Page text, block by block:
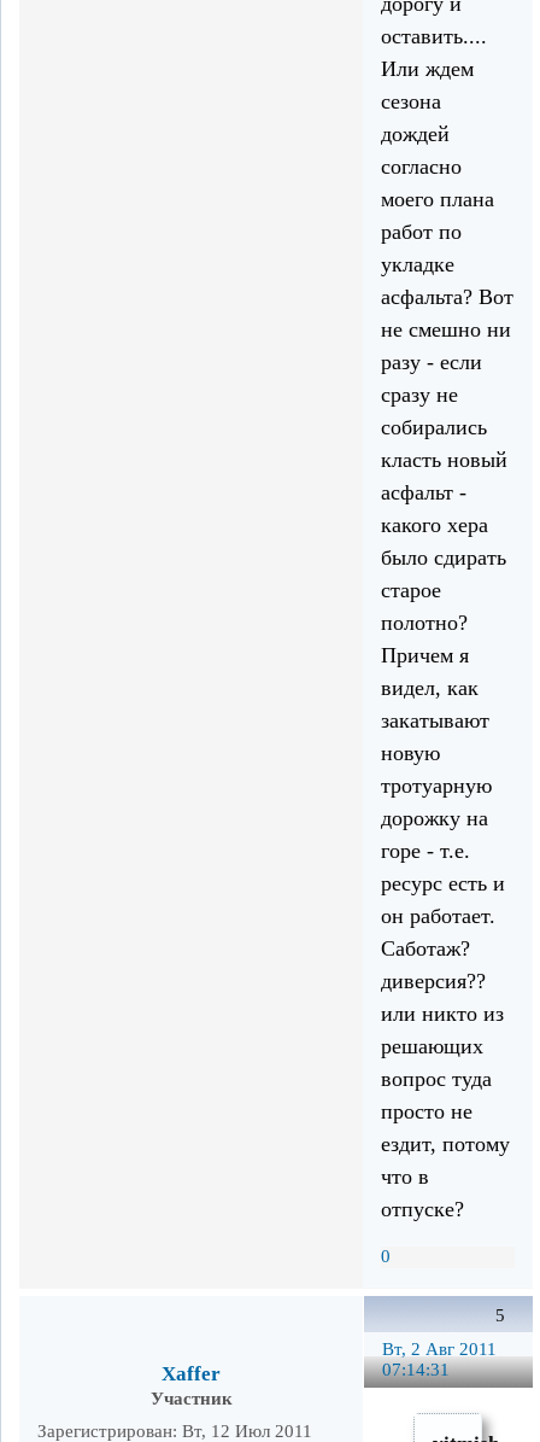
оставить....
Или ждем
сезона
дождей
согласно
моего плана
работ по
укладке
асфальта? Вот
не смешно ни
разу - если
сразу не
собирались
класть новый
асфальт -
какого хера
было сдирать
старое
полотно?
Причем я
видел, как
закатывают
новую
тротуарную
дорожку на
горе - т.е.
ресурс есть и
он работает.
Саботаж?
диверсия??
или никто из
решающих
вопрос туда
просто не
ездит, потому
что в
отпуске?
0
5
Вт, 2 Авг 2011
07:14:31
Xaffer
Участник
Зарегистрирован: Вт, 12 Июл 2011